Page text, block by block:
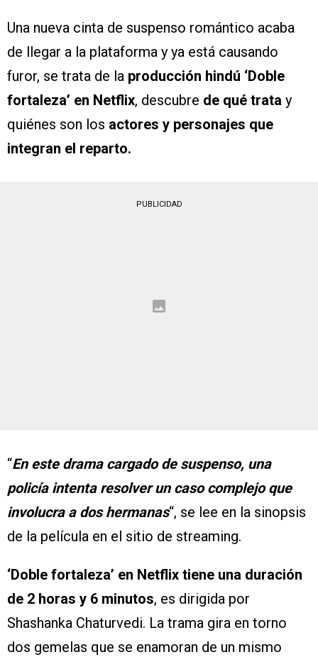
Una nueva cinta de suspenso romántico acaba
de llegar a la plataforma y ya está causando
furor, se trata de la producción hindú ‘Doble
fortaleza’ en Netflix, descubre de qué trata y
quiénes son los actores y personajes que
integran el reparto.
PUBLICIDAD
“En este drama cargado de suspenso, una
policía intenta resolver un caso complejo que
involucra a dos hermanas“, se lee en la sinopsis
de la película en el sitio de streaming.
‘Doble fortaleza’ en Netflix tiene una duración
de 2 horas y 6 minutos, es dirigida por
Shashanka Chaturvedi. La trama gira en torno
dos gemelas que se enamoran de un mismo